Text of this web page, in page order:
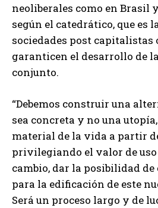
neoliberales como en Brasil
según el catedrático, que es
sociedades post capitalistas
garanticen el desarrollo de
conjunto.
“Debemos construir una
sea concreta y no una
material de la vida a partir
privilegiando el valor de
cambio, dar la posibilidad
para la edificación de este
Será un proceso largo y de